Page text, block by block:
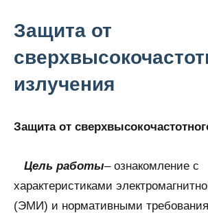
Защита от
излучения
Защита от
Цель работы– ознакомление с
характеристиками
(ЭМИ) и нормативными